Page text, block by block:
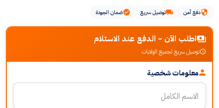
دفع آمن توصيل سريع ضمان الجودة
اطلب الآن - الدفع عند الاستلام
توصيل سريع لجميع الولايات
معلومات شخصية